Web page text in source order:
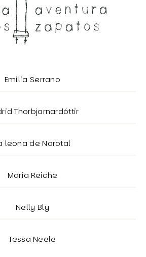
Emilia Serrano
Thorbjarnardóttir
leona de Norotal
Maria Reiche
Nelly Bly
Tessa Neele